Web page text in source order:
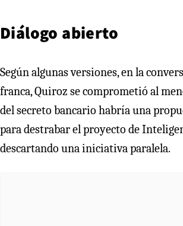
Diálogo abierto
Según algunas versiones, en la
franca, Quiroz se comprometió al
del secreto bancario habría una
para destrabar el proyecto de
descartando una iniciativa paralela.